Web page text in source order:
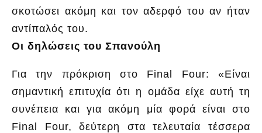
σκοτώσει ακόμη και τον αδερφό του αν ήταν
αντίπαλός του.
Οι δηλώσεις του Σπανούλη
Για την πρόκριση στο Final Four: «Είναι
σημαντική επιτυχία ότι η ομάδα είχε αυτή τη
συνέπεια και για ακόμη μία φορά είναι στο
Final Four, δεύτερη στα τελευταία τέσσερα